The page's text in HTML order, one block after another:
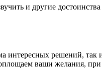
и другие
решений, так
ваши желания, при